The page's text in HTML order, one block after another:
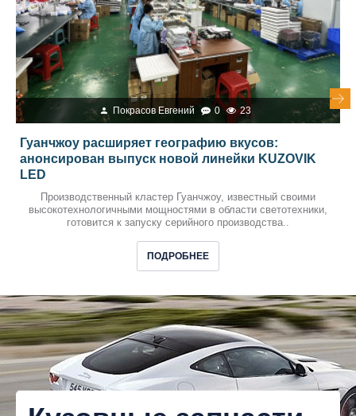
Покрасов Евгений 0 23
Гуанчжоу расширяет географию вкусов:
анонсирован выпуск новой линейки KUZOVIK
LED
Производственный кластер Гуанчжоу, известный своими
высокотехнологичными мощностями в области светотехники,
готовится к запуску серийного производства..
ПОДРОБНЕЕ